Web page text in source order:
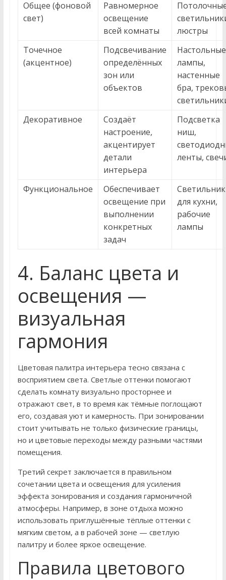
Общее (фоновой
свет)
Равномерное
освещение
всей комнаты
люстры
Точечное
(акцентное)
Подсвечивание
определённых
зон или
объектов
Настольные
лампы,
настенные
бра,
Декоративное
Создаёт
настроение,
акцентирует
детали
интерьера
Подсветка
ниш,
ленты,
Функциональное
Обеспечивает
освещение при
выполнении
конкретных
задач
для кухни,
рабочие
лампы
4. Баланс цвета и
освещения —
визуальная
гармония
Цветовая палитра интерьера тесно связана с
восприятием света. Светлые оттенки помогают
сделать комнату визуально просторнее и
отражают свет, в то время как тёмные поглощают
его, создавая уют и камерность. При зонировании
стоит учитывать не только физические границы,
но и цветовые переходы между разными частями
помещения.
Третий секрет заключается в правильном
сочетании цвета и освещения для усиления
эффекта зонирования и создания гармоничной
атмосферы. Например, в зоне отдыха можно
использовать приглушённые тёплые оттенки с
мягким светом, а в рабочей зоне — светлую
палитру и более яркое освещение.
Правила цветового